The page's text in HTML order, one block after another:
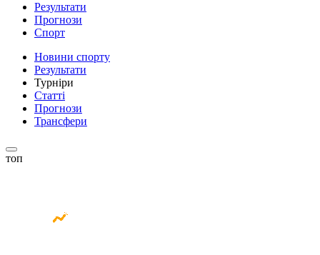
Результати
Прогнози
Спорт
Новини спорту
Результати
Турніри
Статті
Прогнози
Трансфери
топ